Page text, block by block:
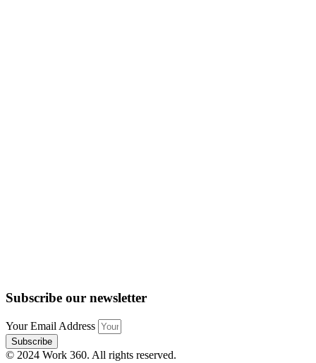
Subscribe our newsletter
Your Email Address
Subscribe
© 2024 Work 360. All rights reserved.